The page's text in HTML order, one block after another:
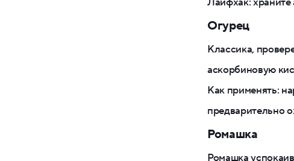
Огурец
Классика,
аскорбиновую
Как применять:
предварительно
Ромашка
Ромашка